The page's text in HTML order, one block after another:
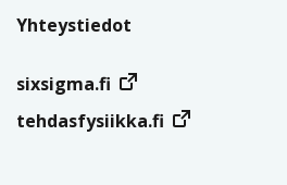
Yhteystiedot
sixsigma.fi
tehdasfysiikka.fi